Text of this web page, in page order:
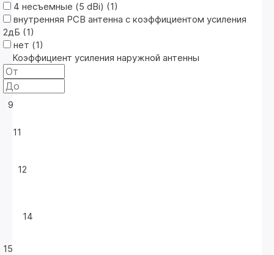
4 несъемные (5 dBi) (1)
внутренняя PCB антенна с коэффициентом усиления
2дБ (1)
нет (1)
Коэффициент усиления наружной антенны
9
11
12
14
15